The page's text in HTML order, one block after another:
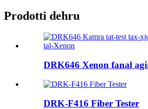
Prodotti dehru
DRK646 Xenon fanal
DRK-F416 Fiber Tester